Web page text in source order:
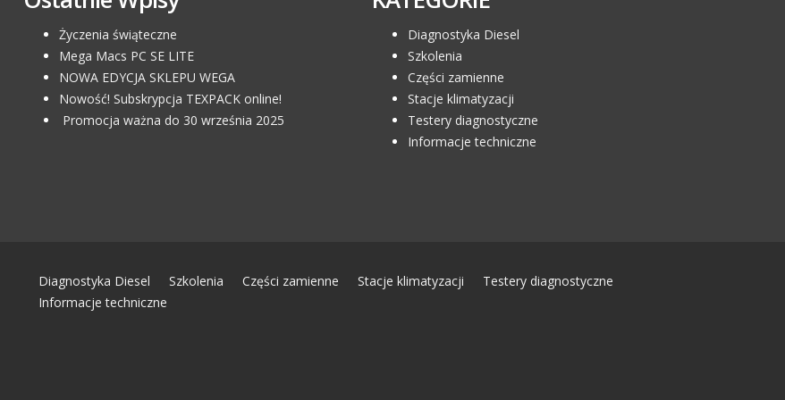
Życzenia świąteczne
Mega Macs PC SE LITE
NOWA EDYCJA SKLEPU WEGA
Nowość! Subskrypcja TEXPACK online!
Promocja ważna do 30 września 2025
Diagnostyka Diesel
Szkolenia
Części zamienne
Stacje klimatyzacji
Testery diagnostyczne
Informacje techniczne
Diagnostyka Diesel Szkolenia Części zamienne Stacje klimatyzacji
Testery diagnostyczne
Informacje techniczne